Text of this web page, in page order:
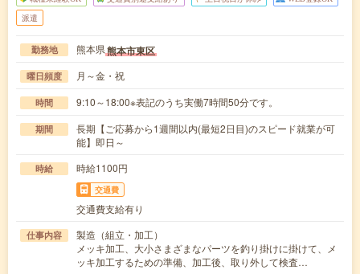
派遣
勤務地 熊本県熊本市東区
曜日頻度 月～金・祝
時間 9:10～18:00※表記のうち実働7時間50分です。
期間
長期【ご応募から1週間以内(最短2日目)のスピード就業が可
能】即日～
時給 時給1100円
交通費
交通費支給有り
仕事内容
製造（組立・加工）
メッキ加工、大小さまざまなパーツを釣り掛けに掛けて、メ
ッキ加工するための準備、加工後、取り外して検査…